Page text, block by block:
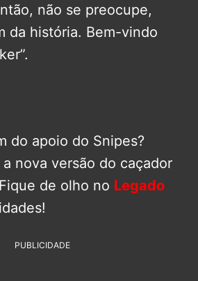
não se preocupe,
da história. Bem-vindo
do apoio do Snipes?
nova versão do caçador
de olho no Legado
PUBLICIDADE